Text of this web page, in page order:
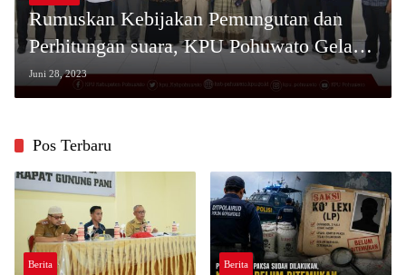
Rumuskan Kebijakan Pemungutan dan
Perhitungan suara, KPU Pohuwato Gelar
Focus Group Discussion (FGD)
Juni 28, 2023
Pos Terbaru
Berita Berita